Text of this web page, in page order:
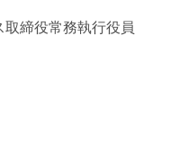
締役常務執行役員